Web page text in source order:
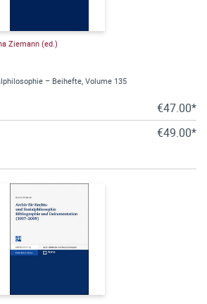
Ziemann (ed.)
– Beihefte, Volume 135
€47.00*
€49.00*